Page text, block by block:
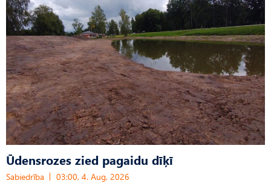
Ūdensrozes zied pagaidu dīķī
Sabiedrība 03:00, 4. Aug, 2026